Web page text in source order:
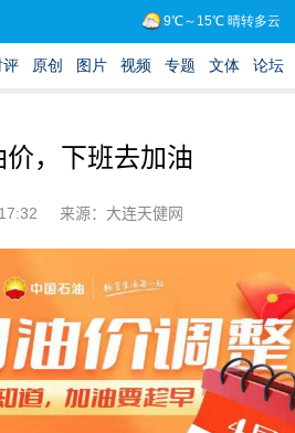
价，下班去加油
来源：大连天健网